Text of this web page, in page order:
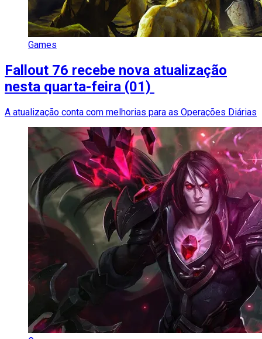
Games
Fallout 76 recebe nova atualização
nesta quarta-feira (01)
A atualização conta com melhorias para as Operações Diárias